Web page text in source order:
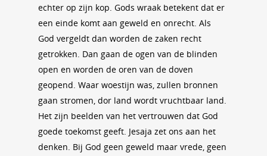
echter op zijn kop. Gods wraak betekent dat er
een einde komt aan geweld en onrecht. Als
God vergeldt dan worden de zaken recht
getrokken. Dan gaan de ogen van de blinden
open en worden de oren van de doven
geopend. Waar woestijn was, zullen bronnen
gaan stromen, dor land wordt vruchtbaar land.
Het zijn beelden van het vertrouwen dat God
goede toekomst geeft. Jesaja zet ons aan het
denken. Bij God geen geweld maar vrede, geen